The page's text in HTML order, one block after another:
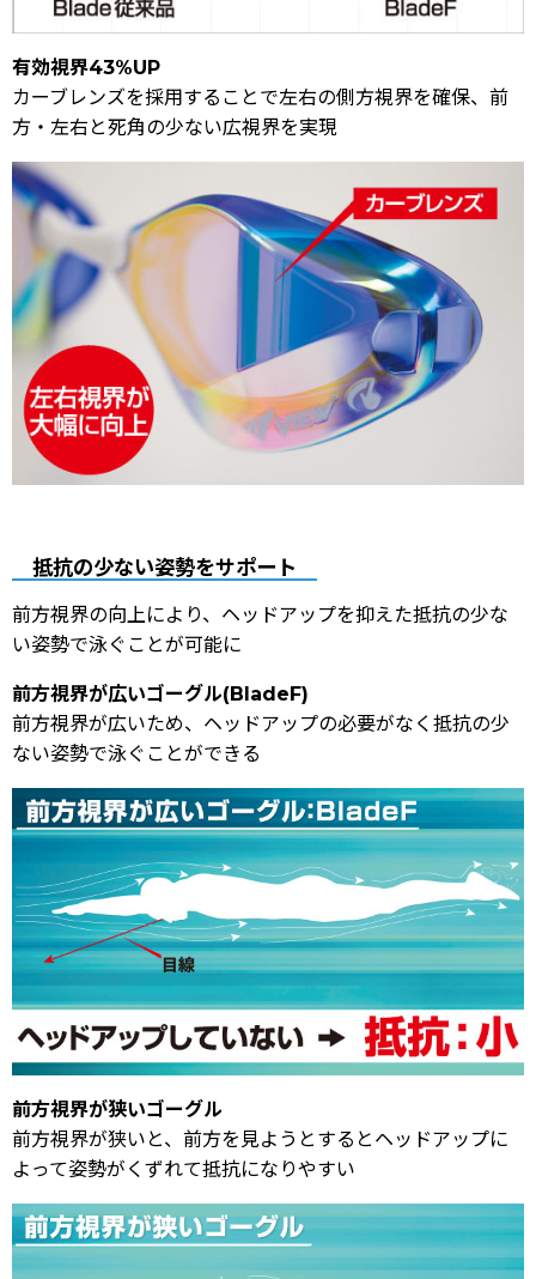
有効視界43%UP
カーブレンズを採用することで左右の側方視界を確保、前
方・左右と死角の少ない広視界を実現
抵抗の少ない姿勢をサポート
前方視界の向上により、ヘッドアップを抑えた抵抗の少な
い姿勢で泳ぐことが可能に
前方視界が広いゴーグル(BladeF)
前方視界が広いため、ヘッドアップの必要がなく抵抗の少
ない姿勢で泳ぐことができる
前方視界が狭いゴーグル
前方視界が狭いと、前方を見ようとするとヘッドアップに
よって姿勢がくずれて抵抗になりやすい